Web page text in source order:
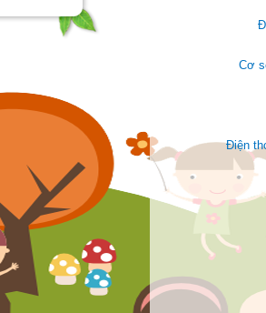
Cơ
Điện